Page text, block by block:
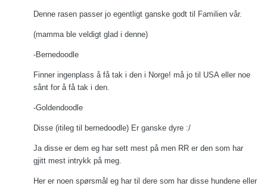
Denne rasen passer jo egentligt ganske godt til Familien vår.
(mamma ble veldigt glad i denne)
-Bernedoodle
Finner ingenplass å få tak i den i Norge! må jo til USA eller noe
sånt for å få tak i den.
-Goldendoodle
Disse (itileg til bernedoodle) Er ganske dyre :/
Ja disse er dem eg har sett mest på men RR er den som har
gjitt mest intrykk på meg.
Her er noen spørsmål eg har til dere som har disse hundene eller